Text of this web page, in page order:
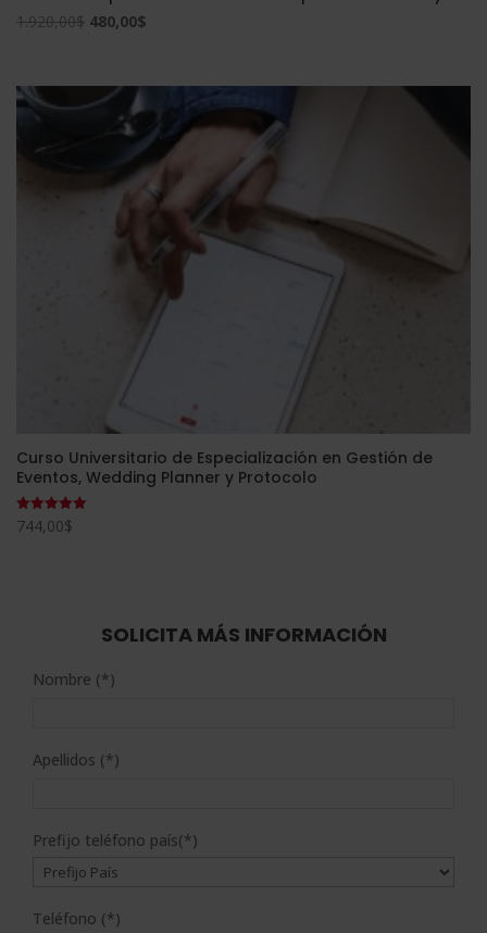
1.920,00$ El
era:
1.920,00$.
480,00$
480,00$.
Curso Universitario de Especialización en Gestión de
Eventos, Wedding Planner y Protocolo
Valorado
con
744,00$
SOLICITA MÁS INFORMACIÓN
Nombre (*)
Apellidos (*)
Prefijo teléfono país(*)
Teléfono (*)